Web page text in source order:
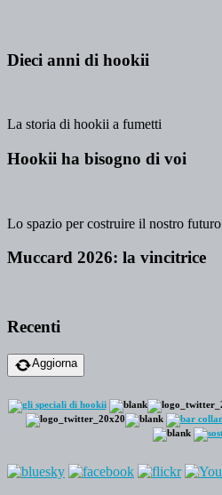
Dieci anni di hookii
La storia di hookii a fumetti
Hookii ha bisogno di voi
Lo spazio per costruire il nostro futuro
Muccard 2026: la vincitrice
Recenti
Aggiorna